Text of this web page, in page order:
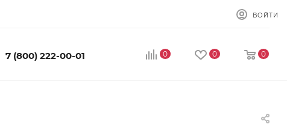
ВОЙТИ
7 (800) 222-00-01 0 0 0